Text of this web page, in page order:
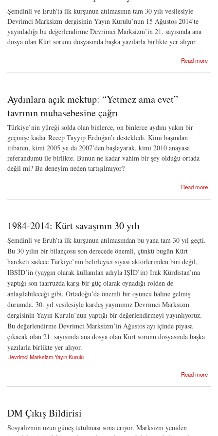
Şemdinli ve Eruh’ta ilk kurşunun atılmasının tam 30 yılı vesilesiyle
Devrimci Marksizm dergisinin Yayın Kurulu’nun 15 Ağustos 2014'te
yayınladığı bu değerlendirme Devrimci Marksizm’in 21. sayısında ana
dosya olan Kürt sorunu dosyasında başka yazılarla birlikte yer alıyor.
Read more
Aydınlara açık mektup: “Yetmez ama evet”
tavrının muhasebesine çağrı
Türkiye’nin yüreği solda olan binlerce, on binlerce aydını yakın bir
geçmişe kadar Recep Tayyip Erdoğan’ı destekledi. Kimi başından
itibaren, kimi 2005 ya da 2007’den başlayarak, kimi 2010 anayasa
referandumu ile birlikte. Bunun ne kadar vahim bir şey olduğu ortada
değil mi? Bu deneyim neden tartışılmıyor?
Read more
about Aydınlara açık mektup: “Yetmez ama evet” tavrının muhasebesine çağrı
1984-2014: Kürt savaşının 30 yılı
Şemdinli ve Eruh’ta ilk kurşunun atılmasından bu yana tam 30 yıl geçti.
Bu 30 yılın bir bilançosu son derecede önemli, çünkü bugün Kürt
hareketi sadece Türkiye’nin belirleyici siyasi aktörlerinden biri değil,
IBSİD’in (yaygın olarak kullanılan adıyla IŞİD’in) Irak Kürdistan’ına
yaptığı son taarruzda karşı bir güç olarak oynadığı rolden de
anlaşılabileceği gibi, Ortadoğu’da önemli bir oyuncu haline gelmiş
durumda. 30. yıl vesilesiyle kardeş yayınımız Devrimci Marksizm
dergisinin Yayın Kurulu’nun yaptığı bir değerlendirmeyi yayınlıyoruz.
Bu değerlendirme Devrimci Marksizm’in Ağustos ayı içinde piyasa
çıkacak olan 21. sayısında ana dosya olan Kürt sorunu dosyasında başka
yazılarla birlikte yer alıyor.
Devrimci Marksizm Yayın Kurulu
Read more
DM Çıkış Bildirisi
Sosyalizmin uzun güneş tutulması sona eriyor. Marksizm yeniden